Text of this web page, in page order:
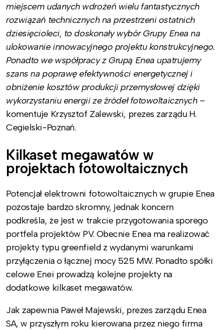
miejscem udanych wdrożeń wielu fantastycznych
rozwiązań technicznych na przestrzeni ostatnich
dziesięcioleci, to doskonały wybór Grupy Enea na
ulokowanie innowacyjnego projektu konstrukcyjnego.
Ponadto we współpracy z Grupą Enea upatrujemy
szans na poprawę efektywności energetycznej i
obniżenie kosztów produkcji przemysłowej dzięki
wykorzystaniu energii ze źródeł fotowoltaicznych –
komentuje Krzysztof Zalewski, prezes zarządu H.
Cegielski-Poznań.
Kilkaset megawatów w
projektach fotowoltaicznych
Potencjał elektrowni fotowoltaicznych w grupie Enea
pozostaje bardzo skromny, jednak koncern
podkreśla, że jest w trakcie przygotowania sporego
portfela projektów PV. Obecnie Enea ma realizować
projekty typu greenfield z wydanymi warunkami
przyłączenia o łącznej mocy 525 MW. Ponadto spółki
celowe Enei prowadzą kolejne projekty na
dodatkowe kilkaset megawatów.
Jak zapewnia Paweł Majewski, prezes zarządu Enea
SA, w przyszłym roku kierowana przez niego firma